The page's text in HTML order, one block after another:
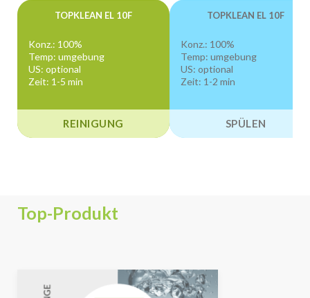
TOPKLEAN EL 10F
Konz.: 100%
Temp: umgebung
US: optional
Zeit: 1-5 min
REINIGUNG
TOPKLEAN EL 10F
Konz.: 100%
Temp: umgebung
US: optional
Zeit: 1-2 min
SPÜLEN
Top-Produkt